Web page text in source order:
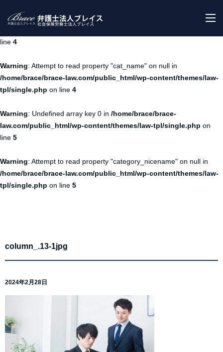
Warning: Undefined array key 0 in
line 4
Warning: Attempt to read property "cat_name" on null in
/home/brace/brace-law.com/public_html/wp-content/themes/law-
tpl/single.php on line 4
Warning: Undefined array key 0 in /home/brace/brace-
law.com/public_html/wp-content/themes/law-tpl/single.php on
line 5
Warning: Attempt to read property "category_nicename" on null in
/home/brace/brace-law.com/public_html/wp-content/themes/law-
tpl/single.php on line 5
column_.13-1jpg
2024年2月28日